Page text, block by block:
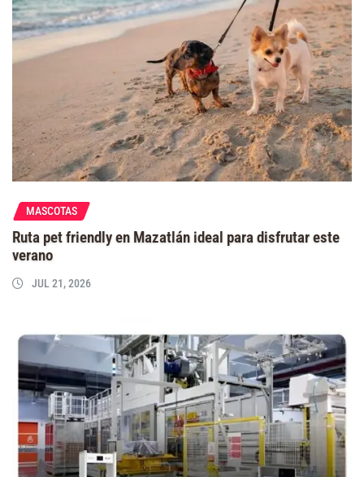
MASCOTAS
Ruta pet friendly en Mazatlán ideal para disfrutar este
verano
JUL 21, 2026